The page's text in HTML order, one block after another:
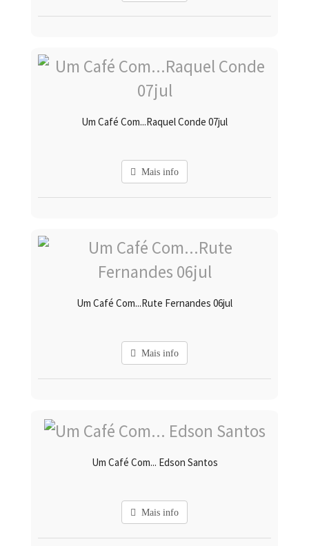
Um Café Com...Raquel Conde 07jul
Mais info
Um Café Com...Rute Fernandes 06jul
Mais info
Um Café Com... Edson Santos
Mais info